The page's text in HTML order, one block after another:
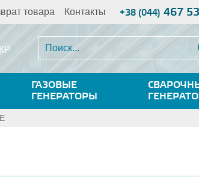
товара Контакты +38 (044) 467
ГАЗОВЫЕ
ГЕНЕРАТОРЫ